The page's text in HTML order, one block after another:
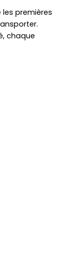
les premières
chaque